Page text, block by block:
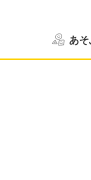
あ